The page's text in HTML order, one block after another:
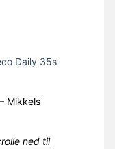
Daily 35s
Mikkels
ned til